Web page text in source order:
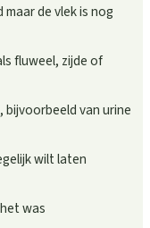
de vlek is nog
fluweel, zijde of
bijvoorbeeld van urine
wilt laten
was